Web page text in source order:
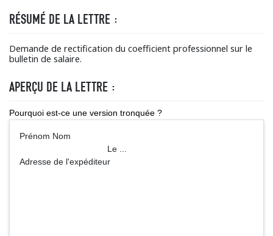
RÉSUMÉ DE LA LETTRE :
Demande de rectification du coefficient professionnel sur le
bulletin de salaire.
APERÇU DE LA LETTRE :
Pourquoi est-ce une version tronquée ?
Prénom Nom
Le ...
Adresse de l'expéditeur